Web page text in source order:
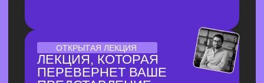
ОТКРЫТЫЙ УРОК
ПО ИСПОЛЬЗОВАНИЮ
НЕЙРОСЕТЕЙ ДЛЯ
ЗДОРОВЬЯ
Расскажем как: